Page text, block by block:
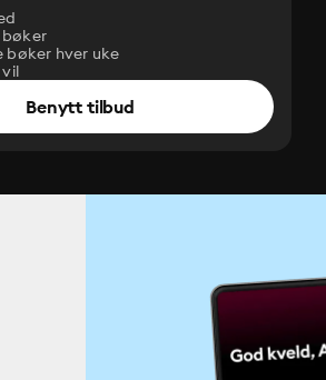
bøker hver uke
Benytt tilbud